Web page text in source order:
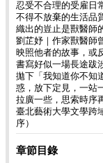
忍受不合理的受雇日
不得不放棄的生活
織出的豈止是獸醫師
劉芷妤｜作家獸醫師
映照他者的故事，或
書寫好似一場長途跋
拋下「我知道你不知
惑，放下定見，一站
拉廣一些，思索時序
臺北藝術大學文學跨
序）
章節目錄